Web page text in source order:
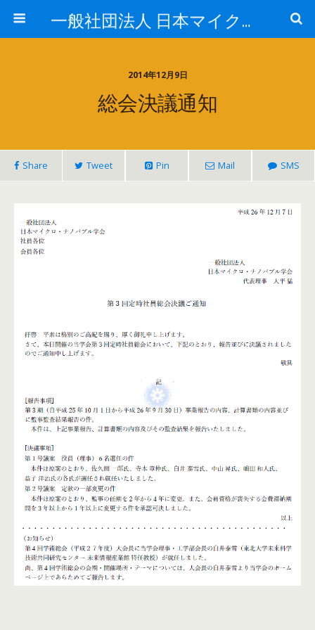
一般社団法人 日本マイクロ・ナノバブル学会
2014年12月9日
総会決議通知
Share Tweet Pin Mail SMS